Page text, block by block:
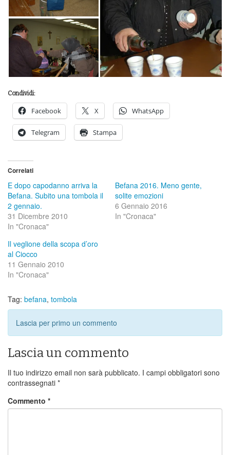
Condividi:
Facebook X WhatsApp
Telegram Stampa
Correlati
E dopo capodanno arriva la
Befana. Subito una tombola il
2 gennaio.
31 Dicembre 2010
In "Cronaca"
Befana 2016. Meno gente,
solite emozioni
6 Gennaio 2016
In "Cronaca"
Il veglione della scopa d’oro
al Ciocco
11 Gennaio 2010
In "Cronaca"
Tag: befana, tombola
Lascia per primo un commento
Lascia un commento
Il tuo indirizzo email non sarà pubblicato. I campi obbligatori sono
contrassegnati *
Commento *